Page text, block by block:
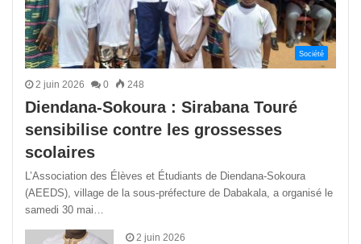
Société
2 juin 2026 0 248
Diendana-Sokoura : Sirabana Touré
sensibilise contre les grossesses
scolaires
L’Association des Élèves et Étudiants de Diendana-Sokoura
(AEEDS), village de la sous-préfecture de Dabakala, a organisé le
samedi 30 mai…
2 juin 2026